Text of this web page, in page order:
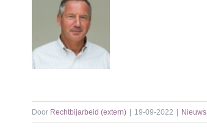
Door Rechtbijarbeid (extern) 19-09-2022 Nieuws